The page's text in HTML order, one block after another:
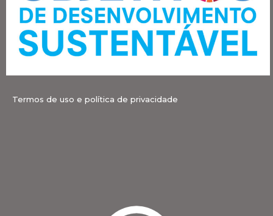
Termos de uso e política de privacidade